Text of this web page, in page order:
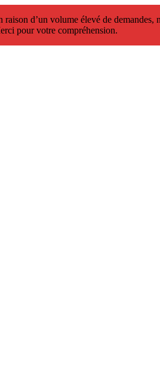
raison d’un volume élevé de demandes,
pour votre compréhension.